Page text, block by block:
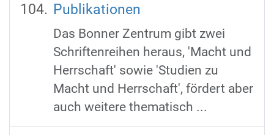
Publikationen
Das Bonner Zentrum gibt zwei
Schriftenreihen heraus, 'Macht und
Herrschaft' sowie 'Studien zu
Macht und Herrschaft', fördert aber
auch weitere thematisch ...